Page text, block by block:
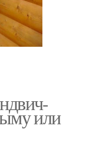
или